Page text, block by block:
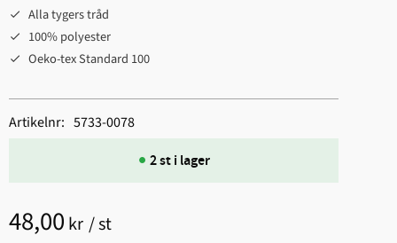
Alla tygers tråd
100% polyester
Oeko-tex Standard 100
48,00 kr /st
2 st i lager
Artikelnr 5733-0078